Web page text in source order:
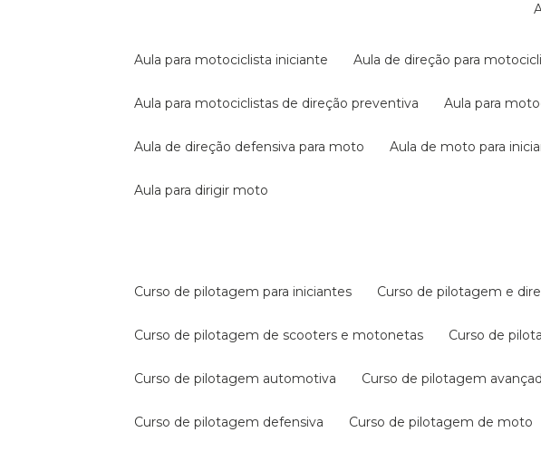
aula para motociclista iniciante aula de direção para
aula para motociclistas de direção preventiva aula para
aula de direção defensiva para moto aula de moto para
aula para dirigir moto
curso de pilotagem para iniciantes curso de pilotagem e
curso de pilotagem de scooters e motonetas curso de
curso de pilotagem automotiva curso de pilotagem
curso de pilotagem defensiva curso de pilotagem de moto